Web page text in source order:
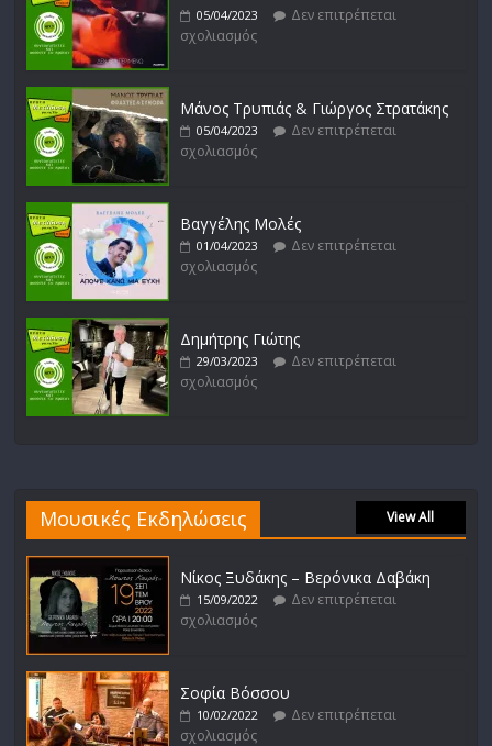
05/04/2023
Δεν επιτρέπεται
σχολιασμός
Μάνος Τρυπιάς & Γιώργος Στρατάκης
05/04/2023
Δεν επιτρέπεται
σχολιασμός
Βαγγέλης Μολές
01/04/2023
Δεν επιτρέπεται
σχολιασμός
Δημήτρης Γιώτης
29/03/2023
Δεν επιτρέπεται
σχολιασμός
Μουσικές Εκδηλώσεις View All
Νίκος Ξυδάκης – Βερόνικα Δαβάκη
15/09/2022
Δεν επιτρέπεται
σχολιασμός
Σοφία Βόσσου
10/02/2022
Δεν επιτρέπεται
σχολιασμός